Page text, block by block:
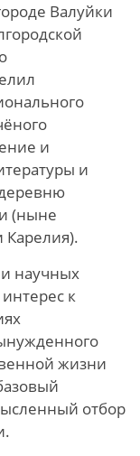
Валуйки
и
и
(ныне
Карелия).
научных
к
жизни
отбор